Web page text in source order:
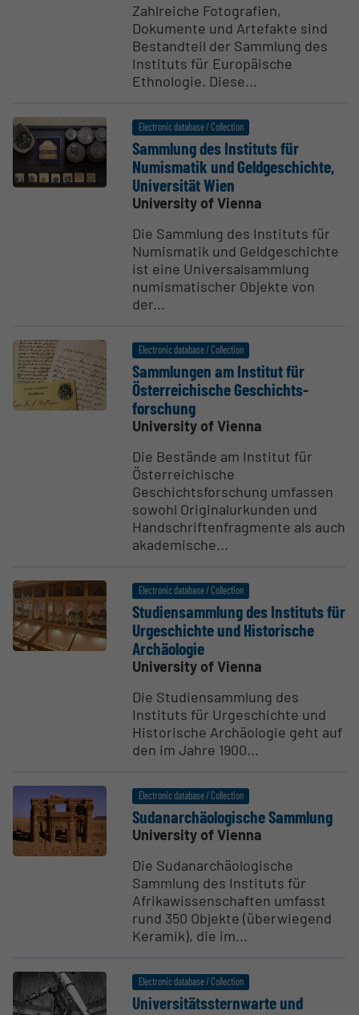
Zahlreiche Fotografien,
Dokumente und Artefakte sind
Bestandteil der Sammlung des
Instituts für Europäische
Ethnologie. Diese...
Electronic database / Collection
Sammlung des Instituts für
Numis­matik und Geldgeschichte,
Univer­sität Wien
University of Vienna
Die Sammlung des Instituts für
Numismatik und Geldgeschichte
ist eine Universalsammlung
numismatischer Objekte von
der...
Electronic database / Collection
Sammlungen am Institut für
Öster­reichische Geschichts­
forschung
University of Vienna
Die Bestände am Institut für
Österreichische
Geschichtsforschung umfassen
sowohl Originalurkunden und
Handschriftenfragmente als auch
akademische...
Electronic database / Collection
Studi­en­sammlung des Instituts für
Urgeschichte und Historische
Archäologie
University of Vienna
Die Studiensammlung des
Instituts für Urgeschichte und
Historische Archäologie geht auf
den im Jahre 1900...
Electronic database / Collection
Sudanarchäol­o­gische Sammlung
University of Vienna
Die Sudanarchäologische
Sammlung des Instituts für
Afrikawissenschaften umfasst
rund 350 Objekte (überwiegend
Keramik), die im...
Electronic database / Collection
Univer­sitätsstern­warte und